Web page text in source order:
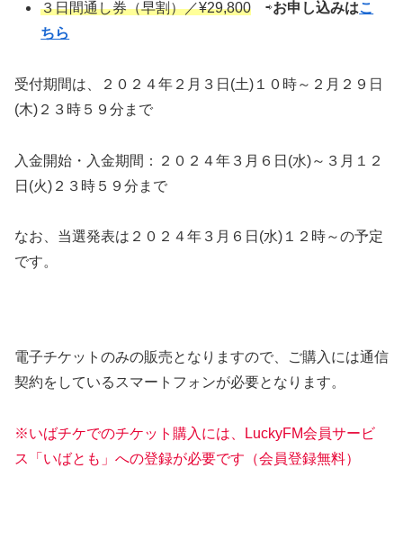
３日間通し券（早割）／¥29,800 ⇨お申し込みはこ
ちら
受付期間は、２０２４年２月３日(土)１０時～２月２９日
(木)２３時５９分まで
入金開始・入金期間：２０２４年３月６日(水)～３月１２
日(火)２３時５９分まで
なお、当選発表は２０２４年３月６日(水)１２時～の予定
です。
電子チケットのみの販売となりますので、ご購入には通信
契約をしているスマートフォンが必要となります。
※いばチケでのチケット購入には、LuckyFM会員サービ
ス「いばとも」への登録が必要です（会員登録無料）